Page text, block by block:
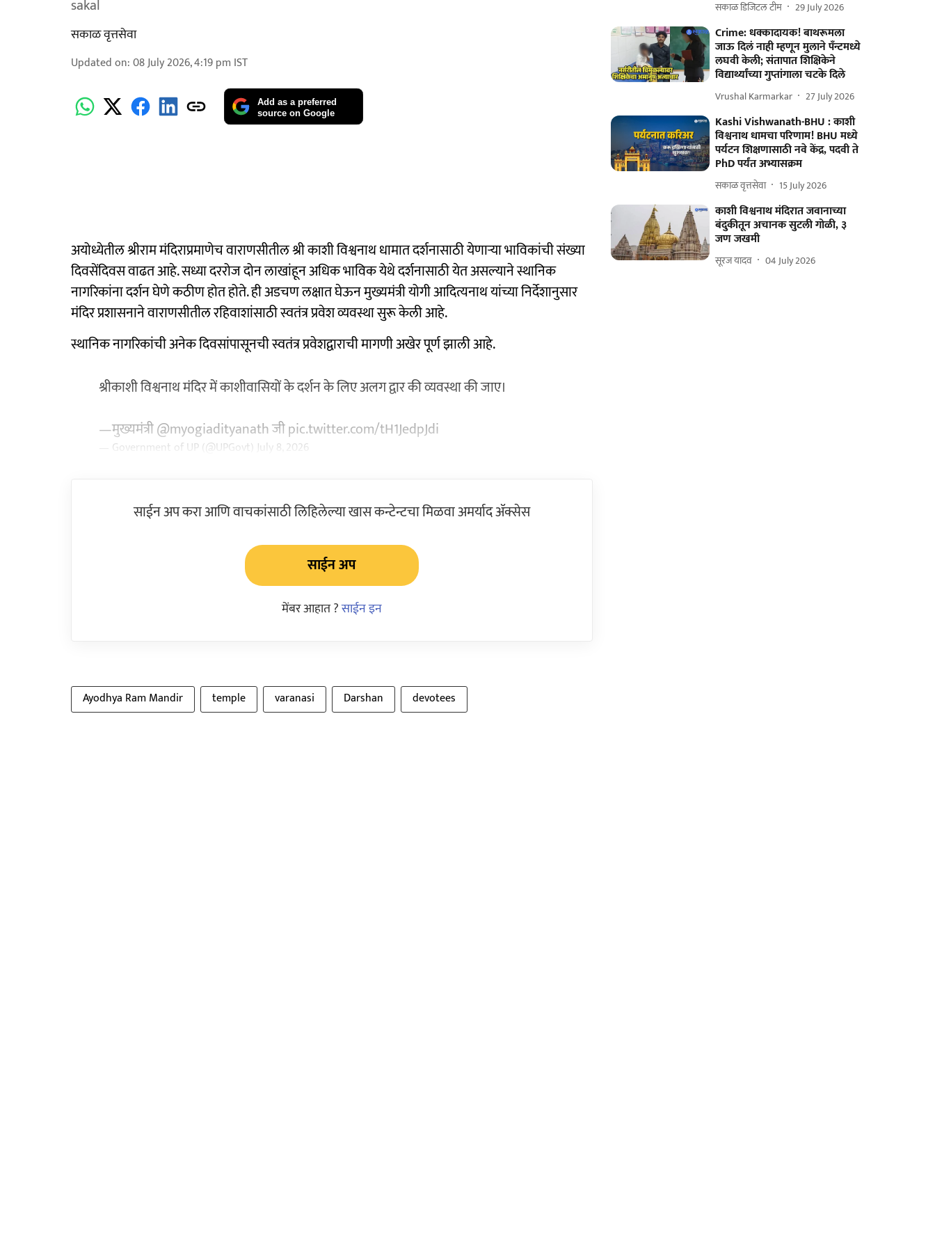
sakal
सकाळ वृत्तसेवा
Updated on:08 July 2026, 4:19 pm IST
Add as a preferred
source on Google
अयोध्येतील श्रीराम मंदिराप्रमाणेच वाराणसीतील श्री काशी विश्वनाथ धामात दर्शनासाठी येणाऱ्या भाविकांची संख्या
दिवसेंदिवस वाढत आहे. सध्या दररोज दोन लाखांहून अधिक भाविक येथे दर्शनासाठी येत असल्याने स्थानिक
नागरिकांना दर्शन घेणे कठीण होत होते. ही अडचण लक्षात घेऊन मुख्यमंत्री योगी आदित्यनाथ यांच्या निर्देशानुसार
मंदिर प्रशासनाने वाराणसीतील रहिवाशांसाठी स्वतंत्र प्रवेश व्यवस्था सुरू केली आहे.
स्थानिक नागरिकांची अनेक दिवसांपासूनची स्वतंत्र प्रवेशद्वाराची मागणी अखेर पूर्ण झाली आहे.
श्रीकाशी विश्वनाथ मंदिर में काशीवासियों के दर्शन के लिए अलग द्वार की व्यवस्था की जाए।
—मुख्यमंत्री@myogiadityanathजीpic.twitter.com/tH1JedpJdi
— Government of UP (@UPGovt) July 8, 2026
साईन अप करा आणि वाचकांसाठी लिहिलेल्या खास कन्टेन्टचा मिळवा अमर्याद ॲक्सेस
साईन अप
मेंबर आहात ?साईन इन
Ayodhya Ram Mandir temple varanasi Darshan devotees
सकाळ डिजिटल टीम 29 July 2026
Crime: धक्कादायक! बाथरूमला
जाऊ दिलं नाही म्हणून मुलाने पँन्टमध्ये
लघवी केली; संतापात शिक्षिकेने
विद्यार्थ्यांच्या गुप्तांगाला चटके दिले
Vrushal Karmarkar 27 July 2026
Kashi Vishwanath-BHU : काशी
विश्वनाथ धामचा परिणाम! BHU मध्ये
पर्यटन शिक्षणासाठी नवे केंद्र, पदवी ते
PhD पर्यंत अभ्यासक्रम
सकाळ वृत्तसेवा 15 July 2026
काशी विश्वनाथ मंदिरात जवानाच्या
बंदुकीतून अचानक सुटली गोळी, ३
जण जखमी
सूरज यादव 04 July 2026